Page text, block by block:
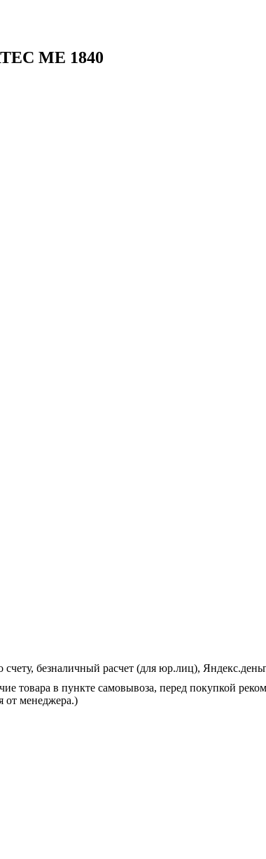
ME 1840
безналичный расчет (для юр.лиц),
товара в пункте самовывоза, перед покупкой
от менеджера.)